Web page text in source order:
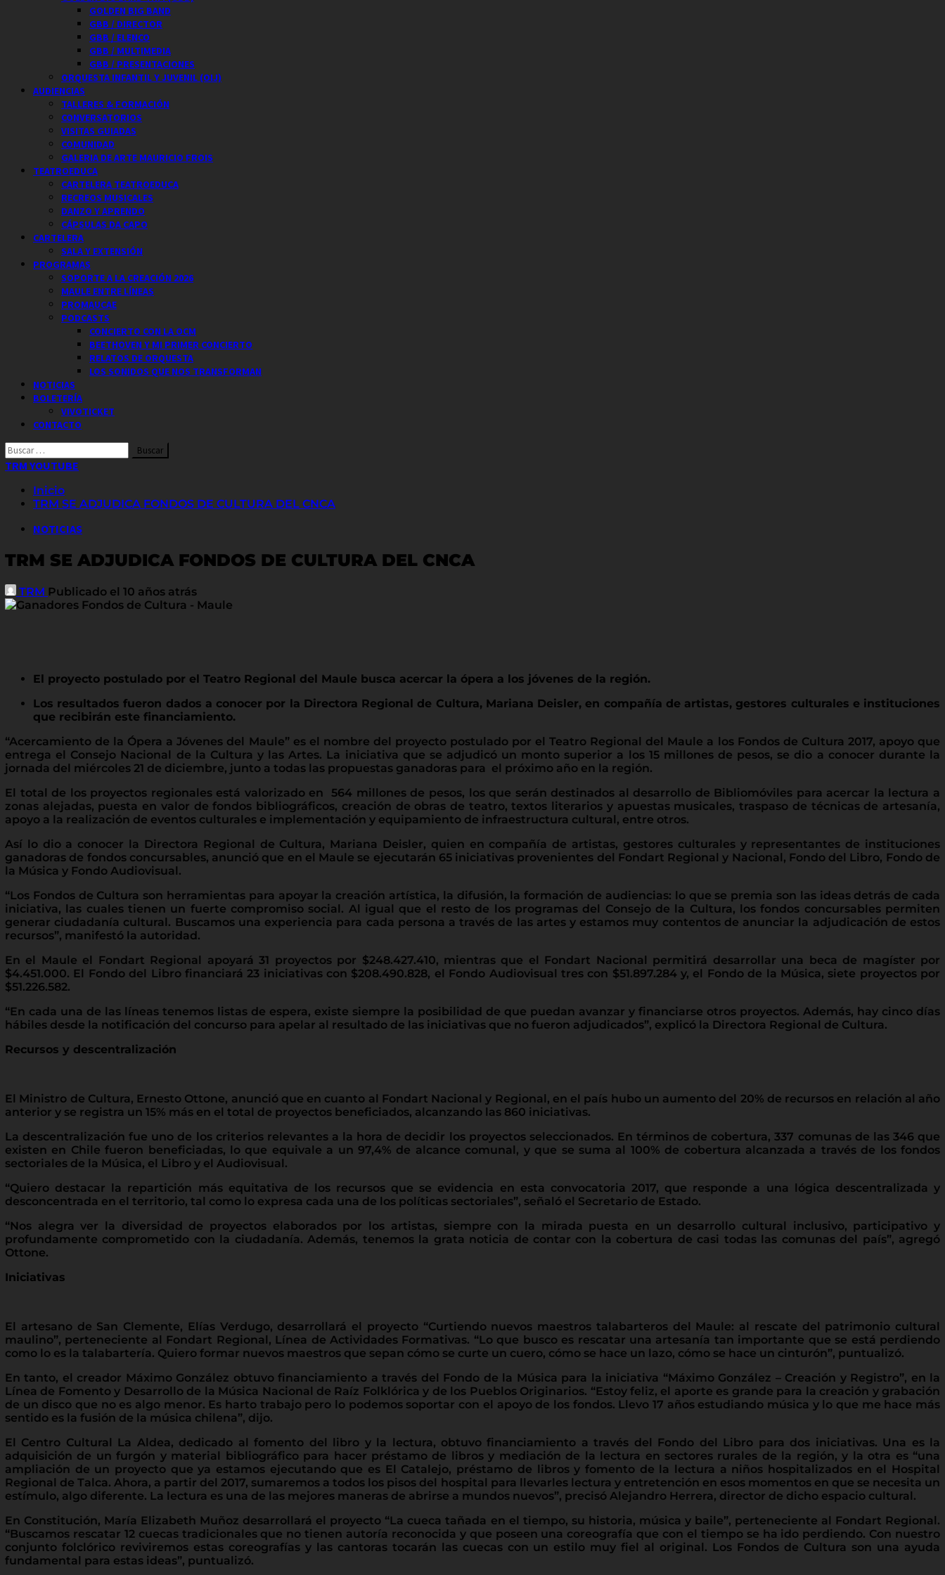
GOLDEN BIG BAND
GBB / DIRECTOR
GBB / ELENCO
GBB / MULTIMEDIA
GBB / PRESENTACIONES
ORQUESTA INFANTIL Y JUVENIL (OIJ)
AUDIENCIAS
TALLERES & FORMACIÓN
CONVERSATORIOS
VISITAS GUIADAS
COMUNIDAD
GALERIA DE ARTE MAURICIO FROIS
TEATROEDUCA
CARTELERA TEATROEDUCA
RECREOS MUSICALES
DANZO Y APRENDO
CÁPSULAS DA CAPO
CARTELERA
SALA Y EXTENSIÓN
PROGRAMAS
SOPORTE A LA CREACIÓN 2026
MAULE ENTRE LÍNEAS
PROMAUCAE
PODCASTS
CONCIERTO CON LA OCM
BEETHOVEN Y MI PRIMER CONCIERTO
RELATOS DE ORQUESTA
LOS SONIDOS QUE NOS TRANSFORMAN
NOTICIAS
BOLETERÍA
VIVOTICKET
CONTACTO
Buscar
por:
TRM YOUTUBE
Inicio
TRM SE ADJUDICA FONDOS DE CULTURA DEL CNCA
NOTICIAS
TRM SE ADJUDICA FONDOS DE CULTURA DEL CNCA
TRM Publicado el 10 años atrás
El proyecto postulado por el Teatro Regional del Maule busca acercar la ópera a los jóvenes de la región.
Los resultados fueron dados a conocer por la Directora Regional de Cultura, Mariana Deisler, en compañía de artistas, gestores culturales e instituciones
que recibirán este financiamiento.
“Acercamiento de la Ópera a Jóvenes del Maule” es el nombre del proyecto postulado por el Teatro Regional del Maule a los Fondos de Cultura 2017, apoyo que
entrega el Consejo Nacional de la Cultura y las Artes. La iniciativa que se adjudicó un monto superior a los 15 millones de pesos, se dio a conocer durante la
jornada del miércoles 21 de diciembre, junto a todas las propuestas ganadoras para el próximo año en la región.
El total de los proyectos regionales está valorizado en 564 millones de pesos, los que serán destinados al desarrollo de Bibliomóviles para acercar la lectura a
zonas alejadas, puesta en valor de fondos bibliográficos, creación de obras de teatro, textos literarios y apuestas musicales, traspaso de técnicas de artesanía,
apoyo a la realización de eventos culturales e implementación y equipamiento de infraestructura cultural, entre otros.
Así lo dio a conocer la Directora Regional de Cultura, Mariana Deisler, quien en compañía de artistas, gestores culturales y representantes de instituciones
ganadoras de fondos concursables, anunció que en el Maule se ejecutarán 65 iniciativas provenientes del Fondart Regional y Nacional, Fondo del Libro, Fondo de
la Música y Fondo Audiovisual.
“Los Fondos de Cultura son herramientas para apoyar la creación artística, la difusión, la formación de audiencias: lo que se premia son las ideas detrás de cada
iniciativa, las cuales tienen un fuerte compromiso social. Al igual que el resto de los programas del Consejo de la Cultura, los fondos concursables permiten
generar ciudadanía cultural. Buscamos una experiencia para cada persona a través de las artes y estamos muy contentos de anunciar la adjudicación de estos
recursos”, manifestó la autoridad.
En el Maule el Fondart Regional apoyará 31 proyectos por $248.427.410, mientras que el Fondart Nacional permitirá desarrollar una beca de magíster por
$4.451.000. El Fondo del Libro financiará 23 iniciativas con $208.490.828, el Fondo Audiovisual tres con $51.897.284 y, el Fondo de la Música, siete proyectos por
$51.226.582.
“En cada una de las líneas tenemos listas de espera, existe siempre la posibilidad de que puedan avanzar y financiarse otros proyectos. Además, hay cinco días
hábiles desde la notificación del concurso para apelar al resultado de las iniciativas que no fueron adjudicados”, explicó la Directora Regional de Cultura.
Recursos y descentralización
El Ministro de Cultura, Ernesto Ottone, anunció que en cuanto al Fondart Nacional y Regional, en el país hubo un aumento del 20% de recursos en relación al año
anterior y se registra un 15% más en el total de proyectos beneficiados, alcanzando las 860 iniciativas.
La descentralización fue uno de los criterios relevantes a la hora de decidir los proyectos seleccionados. En términos de cobertura, 337 comunas de las 346 que
existen en Chile fueron beneficiadas, lo que equivale a un 97,4% de alcance comunal, y que se suma al 100% de cobertura alcanzada a través de los fondos
sectoriales de la Música, el Libro y el Audiovisual.
“Quiero destacar la repartición más equitativa de los recursos que se evidencia en esta convocatoria 2017, que responde a una lógica descentralizada y
desconcentrada en el territorio, tal como lo expresa cada una de los políticas sectoriales”, señaló el Secretario de Estado.
“Nos alegra ver la diversidad de proyectos elaborados por los artistas, siempre con la mirada puesta en un desarrollo cultural inclusivo, participativo y
profundamente comprometido con la ciudadanía. Además, tenemos la grata noticia de contar con la cobertura de casi todas las comunas del país”, agregó
Ottone.
Iniciativas
El artesano de San Clemente, Elías Verdugo, desarrollará el proyecto “Curtiendo nuevos maestros talabarteros del Maule: al rescate del patrimonio cultural
maulino”, perteneciente al Fondart Regional, Línea de Actividades Formativas. “Lo que busco es rescatar una artesanía tan importante que se está perdiendo
como lo es la talabartería. Quiero formar nuevos maestros que sepan cómo se curte un cuero, cómo se hace un lazo, cómo se hace un cinturón”, puntualizó.
En tanto, el creador Máximo González obtuvo financiamiento a través del Fondo de la Música para la iniciativa “Máximo González – Creación y Registro”, en la
Línea de Fomento y Desarrollo de la Música Nacional de Raíz Folklórica y de los Pueblos Originarios. “Estoy feliz, el aporte es grande para la creación y grabación
de un disco que no es algo menor. Es harto trabajo pero lo podemos soportar con el apoyo de los fondos. Llevo 17 años estudiando música y lo que me hace más
sentido es la fusión de la música chilena”, dijo.
El Centro Cultural La Aldea, dedicado al fomento del libro y la lectura, obtuvo financiamiento a través del Fondo del Libro para dos iniciativas. Una es la
adquisición de un furgón y material bibliográfico para hacer préstamo de libros y mediación de la lectura en sectores rurales de la región, y la otra es “una
ampliación de un proyecto que ya estamos ejecutando que es El Catalejo, préstamo de libros y fomento de la lectura a niños hospitalizados en el Hospital
Regional de Talca. Ahora, a partir del 2017, sumaremos a todos los pisos del hospital para llevarles lectura y entretención en esos momentos en que se necesita un
estímulo, algo diferente. La lectura es una de las mejores maneras de abrirse a mundos nuevos”, precisó Alejandro Herrera, director de dicho espacio cultural.
En Constitución, María Elizabeth Muñoz desarrollará el proyecto “La cueca tañada en el tiempo, su historia, música y baile”, perteneciente al Fondart Regional.
“Buscamos rescatar 12 cuecas tradicionales que no tienen autoría reconocida y que poseen una coreografía que con el tiempo se ha ido perdiendo. Con nuestro
conjunto folclórico reviviremos estas coreografías y las cantoras tocarán las cuecas con un estilo muy fiel al original. Los Fondos de Cultura son una ayuda
fundamental para estas ideas”, puntualizó.